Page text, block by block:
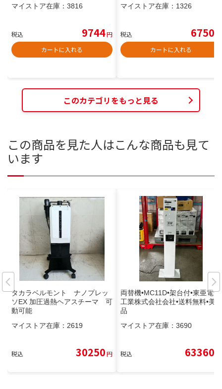
マイストア在庫： 3816
税込 9744円
カートに入れる
マイストア在庫： 1326
税込 6750
カートに入れる
このカテゴリをもっと見る
この商品を見た人はこんな商品も見て
います
タカラベルモント ナノプレッ
ソEX 加圧過熱ヘアスチーマ 可
動可能
マイストア在庫： 2619
税込 30250円
両替機•MC11D•架台付•東亜電子
工業株式会社会社•送料無料•美
品
マイストア在庫： 3690
税込 63360